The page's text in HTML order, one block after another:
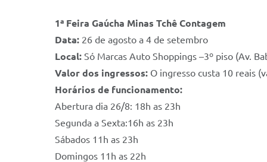
1ª Feira Gaúcha Minas Tchê Contagem
Data: 26 de agosto a 4 de setembro
Local: Só Marcas Auto Shoppings –3º piso (Av.
Valor dos ingressos: O ingresso custa 10 reais
Horários de funcionamento:
Abertura dia 26/8: 18h as 23h
Segunda a Sexta:16h as 23h
Sábados 11h as 23h
Domingos 11h as 22h